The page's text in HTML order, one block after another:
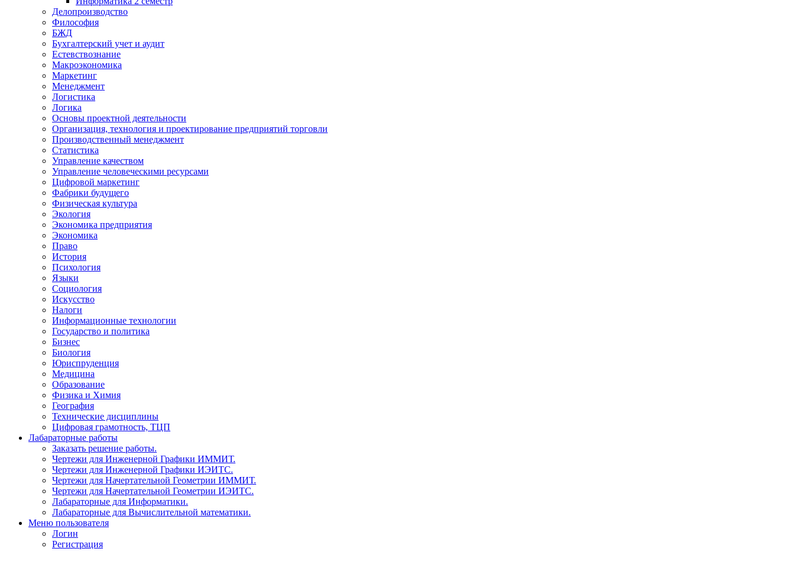
Делопроизводство
Философия
БЖД
Бухгалтерский учет и аудит
Естевствознание
Макроэкономика
Маркетинг
Менеджмент
Логистика
Логика
Основы проектной деятельности
Организация, технология и проектирование предприятий торговли
Производственный менеджмент
Статистика
Управление качеством
Управление человеческими ресурсами
Цифровой маркетинг
Фабрики будущего
Физическая культура
Экология
Экономика предприятия
Экономика
Право
История
Психология
Языки
Социология
Искусство
Налоги
Информационные технологии
Государство и политика
Бизнес
Биология
Юриспруденция
Медицина
Образование
Физика и Химия
География
Технические дисциплины
Цифровая грамотность, ТЦП
Лабараторные работы
Заказать решение работы.
Чертежи для Инженерной Графики ИММИТ.
Чертежи для Инженерной Графики ИЭИТС.
Чертежи для Начертательной Геометрии ИММИТ.
Чертежи для Начертательной Геометрии ИЭИТС.
Лабараторные для Информатики.
Лабараторные для Вычислительной математики.
Меню пользователя
Логин
Регистрация